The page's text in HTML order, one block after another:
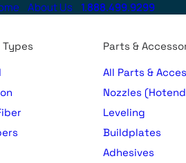
About Us 1.888.499.9299
Parts &
All Parts &
Nozzles
Leveling
Buildplates
Adhesives